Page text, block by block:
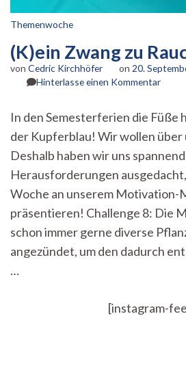
Themenwoche
(K)ein Zwang zu
von Cedric Kirchhöfer on 20.
Hinterlasse einen Kommentarzu
zu
In den Semesterferien die Füße
der Kupferblau! Wir wollen über
Deshalb haben wir uns
Herausforderungen
Woche an unserem Motivation-
präsentieren! Challenge 8: Die
schon immer gerne diverse
angezündet, um den dadurch
…
[instagram-